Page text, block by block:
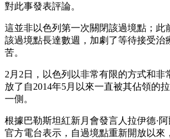
對此事發表評論。
這並非以色列第一次關閉該過境點；此
該過境點長達數週，加劇了等待接受治
苦。
2月2日，以色列以非常有限的方式和非
放了自2014年5月以來一直被其佔領的
一側。
根據巴勒斯坦紅新月會發言人拉伊德·
官方電台表示，自過境點重新開放以來